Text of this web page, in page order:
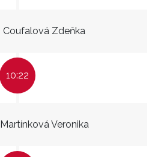
Coufalová Zdeňka
10:22
Martínková Veronika